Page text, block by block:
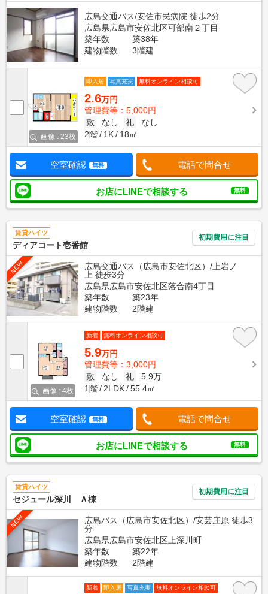
広島交通バス/安佐市民病院 徒歩2分
広島県広島市安佐北区可部南２丁目
築年数
築38年
建物階数
3階建
画像 : 23枚
即入居 写真充実 無料オンライン相談可
2.6万円
管理費等：5,000円
敷
なし 礼
なし
2階
1K 18㎡
空室確認 無料 電話で問合せ
お店にLINEで相談する 無料
賃貸ハイツ
ディアコート壱番館
初期費用に注目
NEW
広島交通バス（広島市安佐北区）/上岩ノ
上 徒歩3分
広島県広島市安佐北区落合南4丁目
築年数
築23年
建物階数
2階建
画像 : 4枚
新着 無料オンライン相談可
5.9万円
管理費等：3,000円
敷
なし 礼
5.9万
1階
2LDK 55.4㎡
空室確認 無料 電話で問合せ
お店にLINEで相談する 無料
賃貸ハイツ
セジュール深川 Ａ棟
初期費用に注目
NEW
広島バス（広島市安佐北区）/安芸庄原 徒歩3
分
広島県広島市安佐北区上深川町
築年数
築22年
建物階数
2階建
新着 即入居 写真充実
無料オンライン相談可